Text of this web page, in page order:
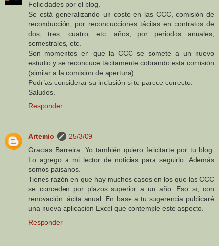
Felicidades por el blog.
Se está generalizando un coste en las CCC, comisión de
reconducción, por reconducciones tácitas en contratos de
dos, tres, cuatro, etc. años, por periodos anuales,
semestrales, etc.
Son momentos en que la CCC se somete a un nuevo
estudio y se reconduce tácitamente cobrando esta comisión
(similar a la comisión de apertura).
Podrías considerar su inclusión si te parece correcto.
Saludos.
Responder
Artemio
25/3/09
Gracias Barreira. Yo también quiero felicitarte por tu blog.
Lo agrego a mi lector de noticias para seguirlo. Además
somos paisanos.
Tienes razón en que hay muchos casos en los que las CCC
se conceden por plazos superior a un año. Eso sí, con
renovación tácita anual. En base a tu sugerencia publicaré
una nueva aplicación Excel que contemple este aspecto.
Responder